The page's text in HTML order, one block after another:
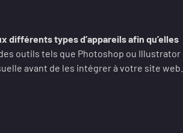
différents types d’appareils afin qu’elles
outils tels que Photoshop ou Illustrator
avant de les intégrer à votre site web.